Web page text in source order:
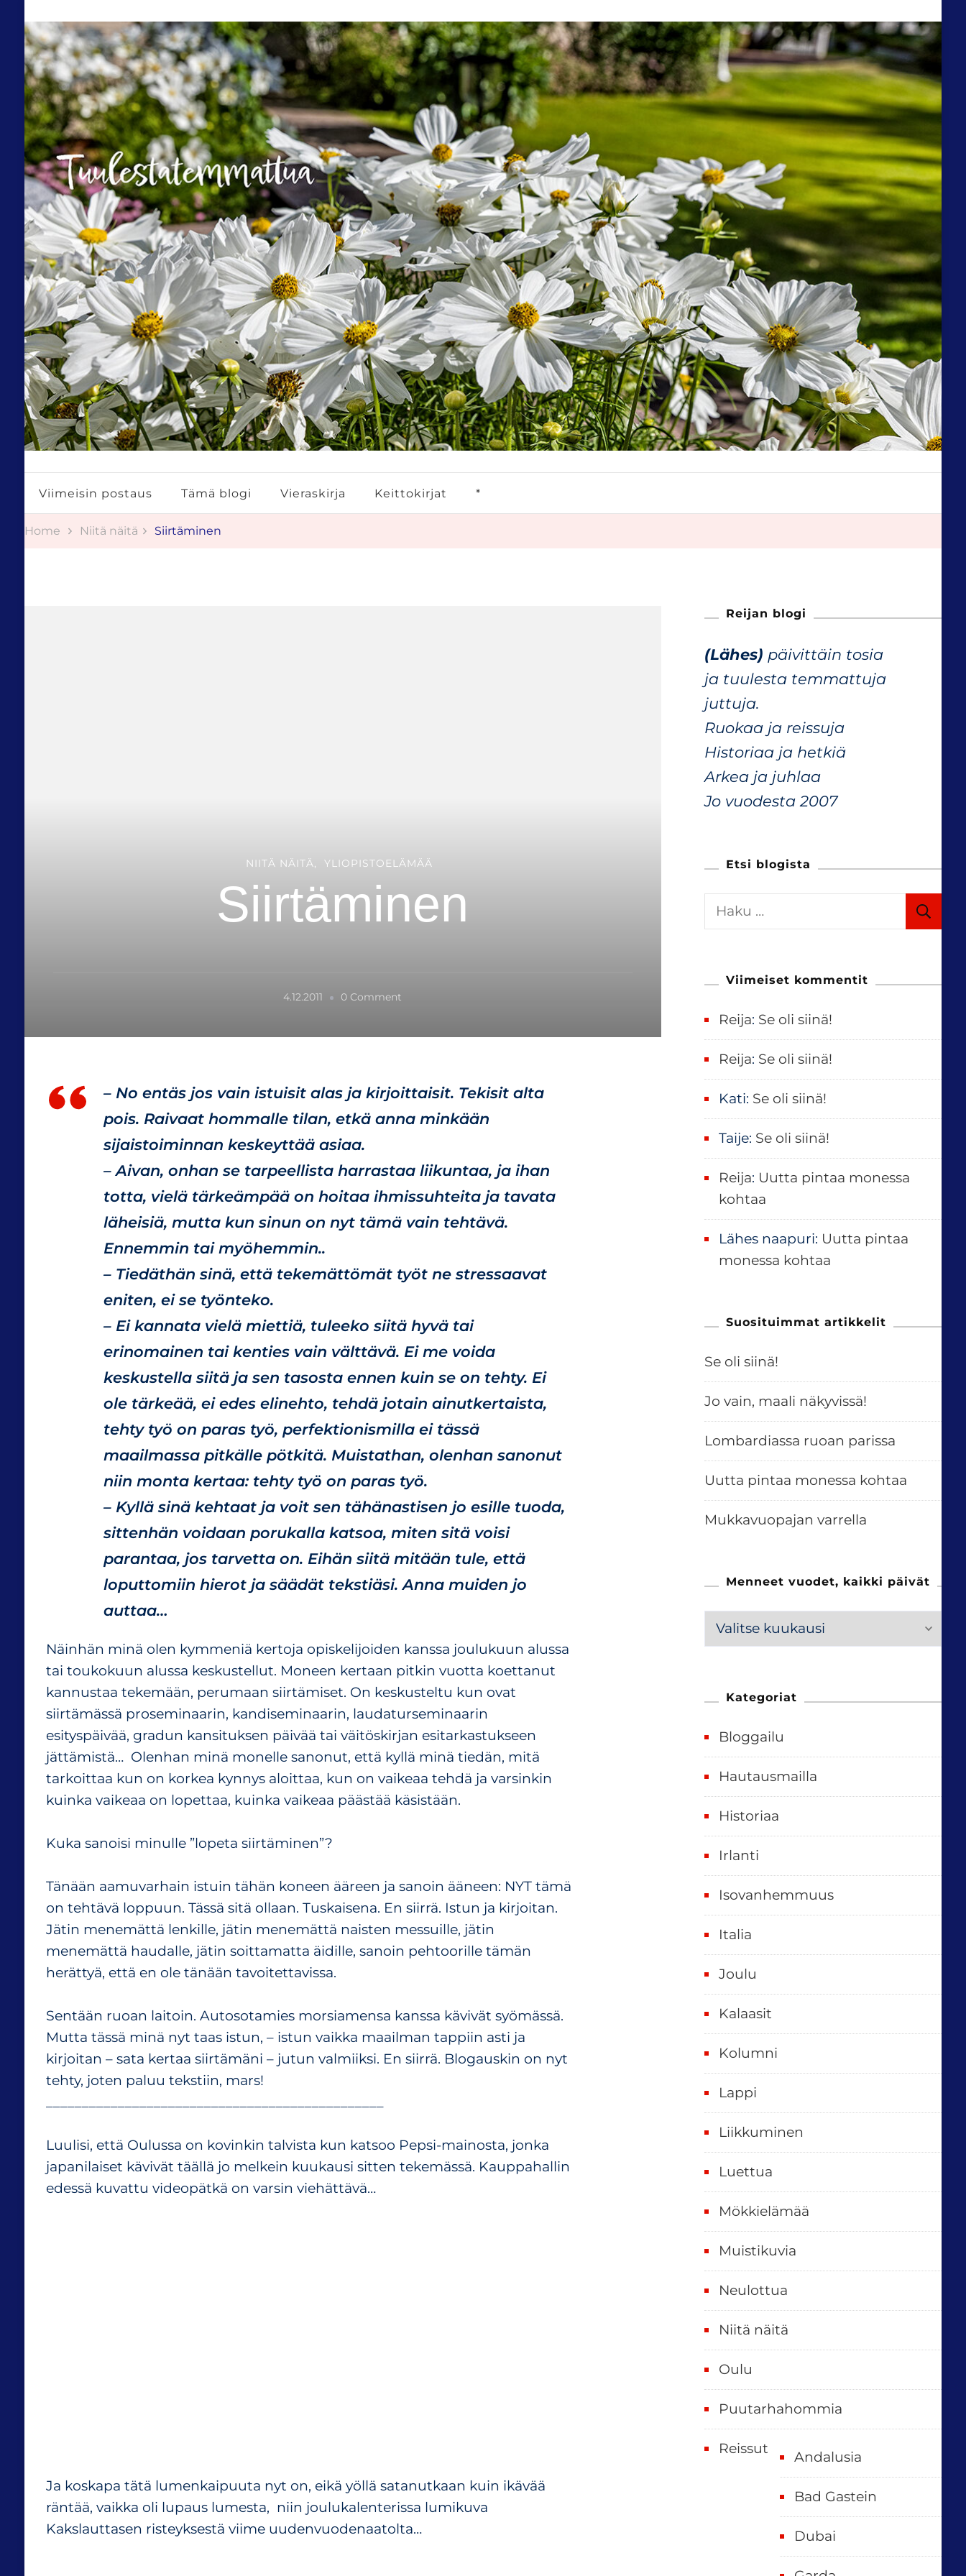
Tuulestatemmattua
Viimeisin postaus Tämä blogi Vieraskirja Keittokirjat *
Home Niitä näitä Siirtäminen
NIITÄ NÄITÄ YLIOPISTOELÄMÄÄ
Siirtäminen
4.12.2011 0 Comment
t
m
e
n
– No entäs jos vain istuisit alas ja kirjoittaisit. Tekisit alta
pois. Raivaat hommalle tilan, etkä anna minkään
sijaistoiminnan keskeyttää asiaa.
– Aivan, onhan se tarpeellista harrastaa liikuntaa, ja ihan
totta, vielä tärkeämpää on hoitaa ihmissuhteita ja tavata
läheisiä, mutta kun sinun on nyt tämä vain tehtävä.
Ennemmin tai myöhemmin..
– Tiedäthän sinä, että tekemättömät työt ne stressaavat
eniten, ei se työnteko.
– Ei kannata vielä miettiä, tuleeko siitä hyvä tai
erinomainen tai kenties vain välttävä. Ei me voida
keskustella siitä ja sen tasosta ennen kuin se on tehty. Ei
ole tärkeää, ei edes elinehto, tehdä jotain ainutkertaista,
tehty työ on paras työ, perfektionismilla ei tässä
maailmassa pitkälle pötkitä. Muistathan, olenhan sanonut
niin monta kertaa: tehty työ on paras työ.
– Kyllä sinä kehtaat ja voit sen tähänastisen jo esille tuoda,
sittenhän voidaan porukalla katsoa, miten sitä voisi
parantaa, jos tarvetta on. Eihän siitä mitään tule, että
loputtomiin hierot ja säädät tekstiäsi. Anna muiden jo
auttaa…
Näinhän minä olen kymmeniä kertoja opiskelijoiden kanssa joulukuun alussa
tai toukokuun alussa keskustellut. Moneen kertaan pitkin vuotta koettanut
kannustaa tekemään, perumaan siirtämiset. On keskusteltu kun ovat
siirtämässä proseminaarin, kandiseminaarin, laudaturseminaarin
esityspäivää, gradun kansituksen päivää tai väitöskirjan esitarkastukseen
jättämistä… Olenhan minä monelle sanonut, että kyllä minä tiedän, mitä
tarkoittaa kun on korkea kynnys aloittaa, kun on vaikeaa tehdä ja varsinkin
kuinka vaikeaa on lopettaa, kuinka vaikeaa päästää käsistään.
Kuka sanoisi minulle ”lopeta siirtäminen”?
Tänään aamuvarhain istuin tähän koneen ääreen ja sanoin ääneen: NYT tämä
on tehtävä loppuun. Tässä sitä ollaan. Tuskaisena. En siirrä. Istun ja kirjoitan.
Jätin menemättä lenkille, jätin menemättä naisten messuille, jätin
menemättä haudalle, jätin soittamatta äidille, sanoin pehtoorille tämän
herättyä, että en ole tänään tavoitettavissa.
Sentään ruoan laitoin. Autosotamies morsiamensa kanssa kävivät syömässä.
Mutta tässä minä nyt taas istun, – istun vaikka maailman tappiin asti ja
kirjoitan – sata kertaa siirtämäni – jutun valmiiksi. En siirrä. Blogauskin on nyt
tehty, joten paluu tekstiin, mars!
Luulisi, että Oulussa on kovinkin talvista kun katsoo Pepsi-mainosta, jonka
japanilaiset kävivät täällä jo melkein kuukausi sitten tekemässä. Kauppahallin
edessä kuvattu videopätkä on varsin viehättävä…
Ja koskapa tätä lumenkaipuuta nyt on, eikä yöllä satanutkaan kuin ikävää
räntää, vaikka oli lupaus lumesta, niin joulukalenterissa lumikuva
Kakslauttasen risteyksestä viime uudenvuodenaatolta…
Reijan blogi
(Lähes) päivittäin tosia
ja tuulesta temmattuja
juttuja.
Ruokaa ja reissuja
Historiaa ja hetkiä
Arkea ja juhlaa
Jo vuodesta 2007
Etsi blogista
a
Viimeiset kommentit
Reija: Se oli siinä!
Reija: Se oli siinä!
Kati: Se oli siinä!
Taije: Se oli siinä!
Reija: Uutta pintaa monessa
kohtaa
Lähes naapuri: Uutta pintaa
monessa kohtaa
Suosituimmat artikkelit
Se oli siinä!
Jo vain, maali näkyvissä!
Lombardiassa ruoan parissa
Uutta pintaa monessa kohtaa
Mukkavuopajan varrella
Menneet vuodet, kaikki päivät
M
e
e
v
u
o
e
t
,
i
k
k
p
ä
ä
t
Kategoriat
Bloggailu
Hautausmailla
Historiaa
Irlanti
Isovanhemmuus
Italia
Joulu
Kalaasit
Kolumni
Lappi
Liikkuminen
Luettua
Mökkielämää
Muistikuvia
Neulottua
Niitä näitä
Oulu
Puutarhahommia
Reissut
Andalusia
Bad Gastein
Dubai